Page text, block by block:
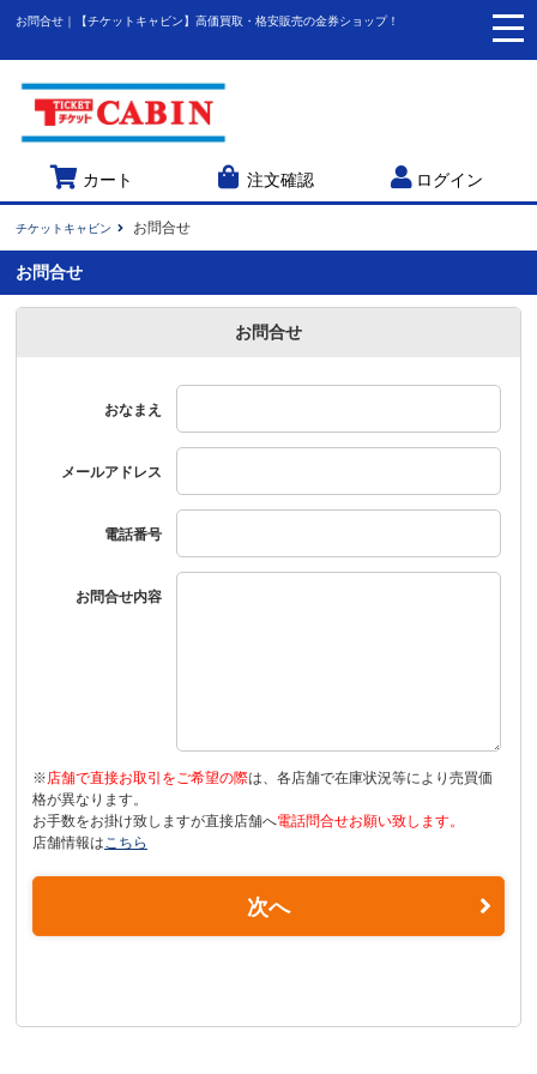
お問合せ｜【チケットキャビン】高価買取・格安販売の金券ショップ！
カート 注文確認 ログイン
チケットキャビン お問合せ
お問合せ
お問合せ
おなまえ
メールアドレス
電話番号
お問合せ内容
※ 店舗で直接お取引をご希望の際は、各店舗で在庫状況等により売買価
格が異なります。
お手数をお掛け致しますが直接店舗へ電話問合せお願い致します。
店舗情報は こちら
次へ